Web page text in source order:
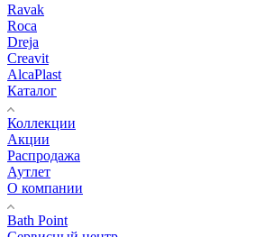
Ravak
Roca
Dreja
Creavit
AlcaPlast
Каталог
Коллекции
Акции
Распродажа
Аутлет
О компании
Bath Point